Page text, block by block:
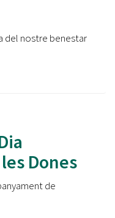
del nostre benestar
Dones
de